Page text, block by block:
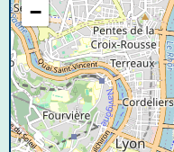
−